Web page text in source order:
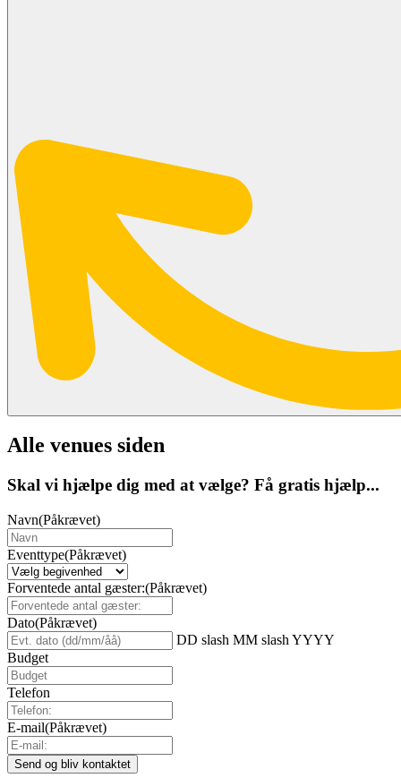
Alle venues siden
Skal vi hjælpe dig med at vælge? Få gratis hjælp...
Navn(Påkrævet)
Eventtype(Påkrævet)
Forventede antal gæster:(Påkrævet)
Dato(Påkrævet)
DD slash MM slash YYYY
Budget
Telefon
E-mail(Påkrævet)